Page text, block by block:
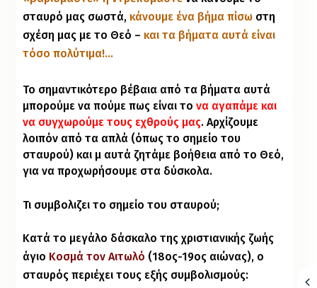
σταυρό μας σωστά,κάνουμε ένα βήμα πίσω στη
σχέση μας με το Θεό –και τα βήματα αυτά είναι
τόσο πολύτιμα!…
Το σημαντικότερο βέβαια από τα βήματα αυτά
μπορούμε να πούμε πως είναι τονα αγαπάμε και
να συγχωρούμε τους εχθρούς μας. Αρχίζουμε
λοιπόν από τα απλά (όπως το σημείο του
σταυρού) και μ᾽ αυτά ζητάμε βοήθεια από το Θεό,
για να προχωρήσουμε στα δύσκολα.
Τι συμβολιζει το σημείο του σταυρού;
Κατά το μεγάλο δάσκαλο της χριστιανικής ζωής
άγιο Κοσμά τον Αιτωλό (18ος-19ος αιώνας), ο
σταυρός περιέχει τους εξής συμβολισμούς: